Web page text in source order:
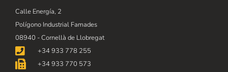
Calle Energía, 2
Polígono Industrial Famades
08940 - Cornellà de Llobregat
+34 933 778 255
+34 933 770 573